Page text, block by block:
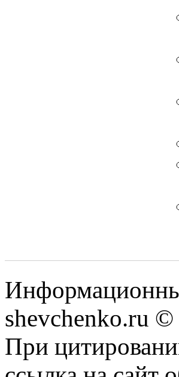
shevchenko.ru ©
При